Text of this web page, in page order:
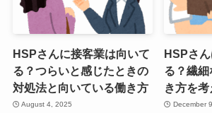
HSPさんに接客業は向いて
る？つらいと感じたときの
対処法と向いている働き方
August 4, 2025
HSPさ
る？繊
き方を考
December